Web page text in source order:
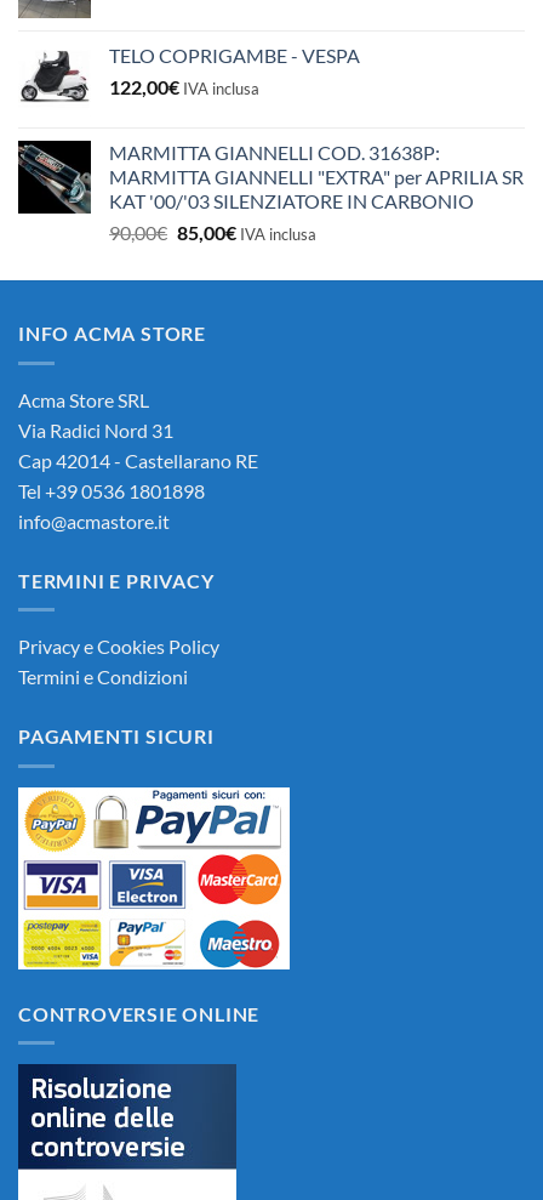
TELO COPRIGAMBE - VESPA
122,00€ IVA inclusa
MARMITTA GIANNELLI COD. 31638P:
MARMITTA GIANNELLI "EXTRA" per APRILIA SR
KAT '00/'03 SILENZIATORE IN CARBONIO
90,00€ Il
originale
90,00€.
85,00€Il
attuale
IVA inclusa
INFO ACMA STORE
Acma Store SRL
Via Radici Nord 31
Cap 42014 - Castellarano RE
Tel +39 0536 1801898
info@acmastore.it
TERMINI E PRIVACY
Privacy e Cookies Policy
Termini e Condizioni
PAGAMENTI SICURI
CONTROVERSIE ONLINE